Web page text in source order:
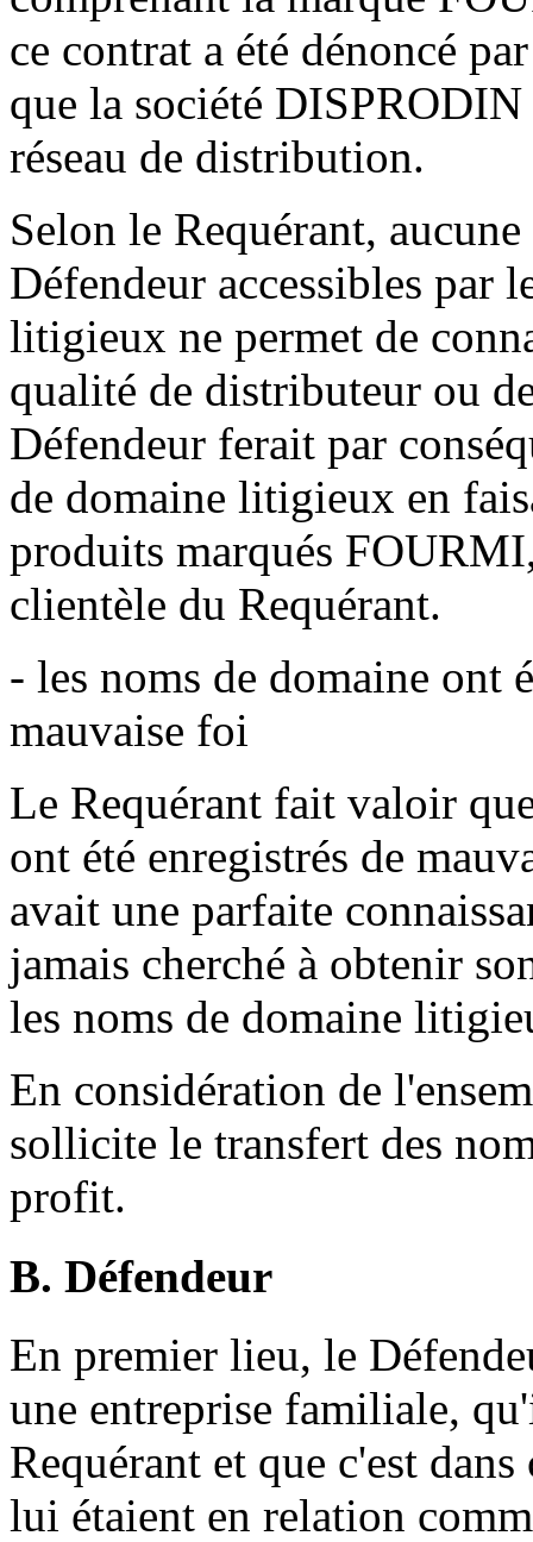
ce contrat a été dénoncé
que la société
réseau de distribution.
Selon le Requérant,
Défendeur accessibles par
litigieux ne permet de
qualité de distributeur ou
Défendeur ferait par
de domaine litigieux en
produits marqués
clientèle du Requérant.
- les noms de domaine ont
mauvaise foi
Le Requérant fait valoir
ont été enregistrés de
avait une parfaite
jamais cherché à obtenir
les noms de domaine
En considération de
sollicite le transfert des
profit.
B. Défendeur
En premier lieu, le
une entreprise familiale,
Requérant et que c'est
lui étaient en relation